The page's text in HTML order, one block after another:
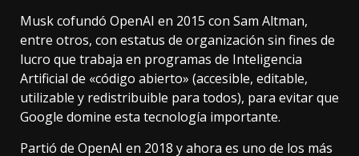
Musk cofundó OpenAI en 2015 con Sam Altman,
entre otros, con estatus de organización sin fines de
lucro que trabaja en programas de Inteligencia
Artificial de «código abierto» (accesible, editable,
utilizable y redistribuible para todos), para evitar que
Google domine esta tecnología importante.
Partió de OpenAI en 2018 y ahora es uno de los más